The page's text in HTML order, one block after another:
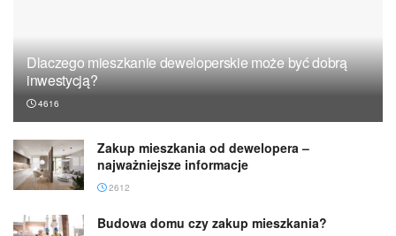
Dlaczego mieszkanie deweloperskie może być dobrą
inwestycją?
4616
Zakup mieszkania od dewelopera –
najważniejsze informacje
2612
Budowa domu czy zakup mieszkania?